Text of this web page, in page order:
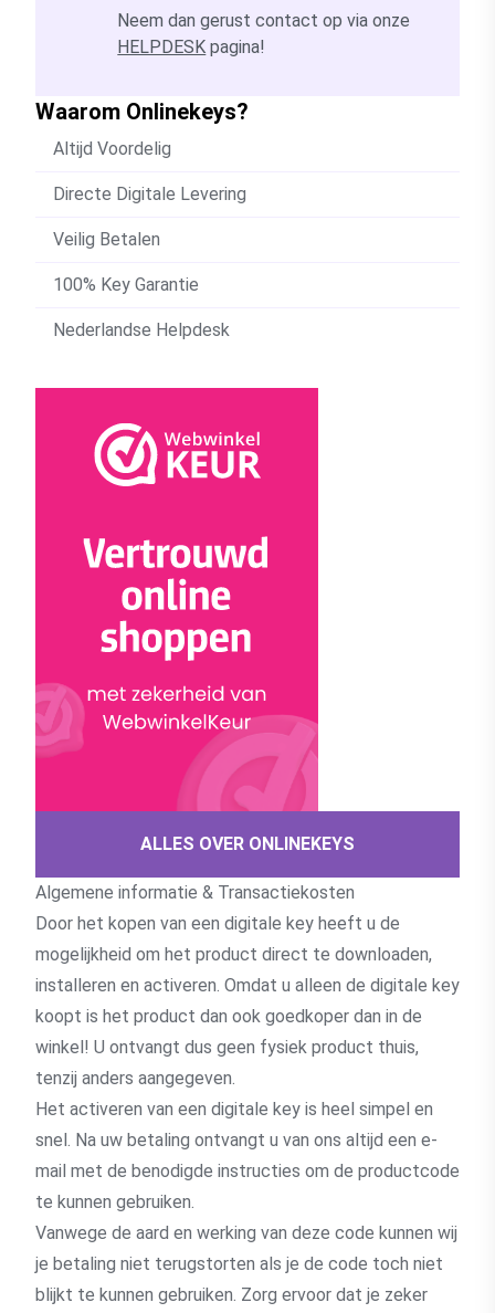
Neem dan gerust contact op via onze
HELPDESK pagina!
Waarom Onlinekeys?
Altijd Voordelig
Directe Digitale Levering
Veilig Betalen
100% Key Garantie
Nederlandse Helpdesk
ALLES OVER ONLINEKEYS
Algemene informatie & Transactiekosten
Door het kopen van een digitale key heeft u de
mogelijkheid om het product direct te downloaden,
installeren en activeren. Omdat u alleen de digitale key
koopt is het product dan ook goedkoper dan in de
winkel! U ontvangt dus geen fysiek product thuis,
tenzij anders aangegeven.
Het activeren van een digitale key is heel simpel en
snel. Na uw betaling ontvangt u van ons altijd een e-
mail met de benodigde instructies om de productcode
te kunnen gebruiken.
Vanwege de aard en werking van deze code kunnen wij
je betaling niet terugstorten als je de code toch niet
blijkt te kunnen gebruiken. Zorg ervoor dat je zeker